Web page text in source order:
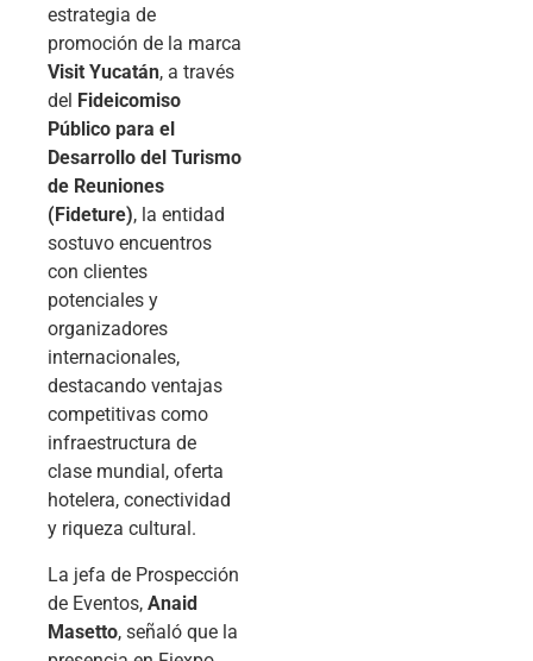
estrategia de
promoción de la marca
Visit Yucatán, a través
del Fideicomiso
Público para el
Desarrollo del Turismo
de Reuniones
(Fideture), la entidad
sostuvo encuentros
con clientes
potenciales y
organizadores
internacionales,
destacando ventajas
competitivas como
infraestructura de
clase mundial, oferta
hotelera, conectividad
y riqueza cultural.
La jefa de Prospección
de Eventos, Anaid
Masetto, señaló que la